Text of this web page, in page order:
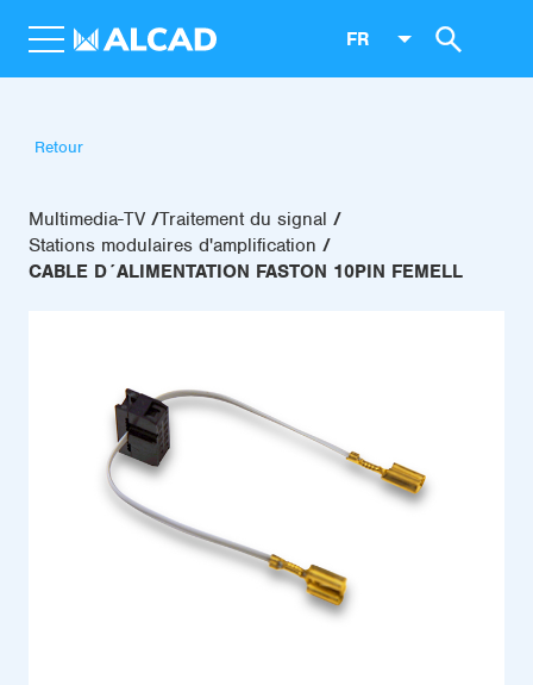
FR
Retour
Multimedia-TV Traitement du signal
Stations modulaires d'amplification
CABLE D´ALIMENTATION FASTON 10PIN FEMELL